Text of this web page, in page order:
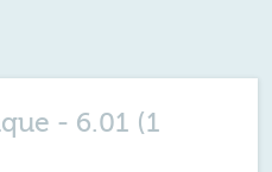
- 6.01 (1